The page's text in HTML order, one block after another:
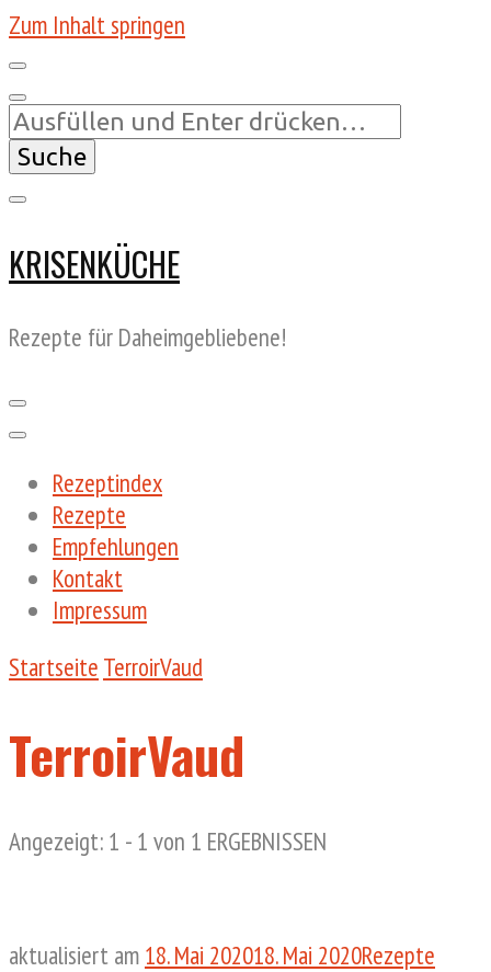
Zum Inhalt springen
Suchst
du
nach
KRISENKÜCHE
Rezepte für Daheimgebliebene!
Rezeptindex
Rezepte
Empfehlungen
Kontakt
Impressum
Startseite TerroirVaud
TerroirVaud
Angezeigt: 1 - 1 von 1 ERGEBNISSEN
aktualisiert am 18. Mai 202018. Mai 2020Rezepte